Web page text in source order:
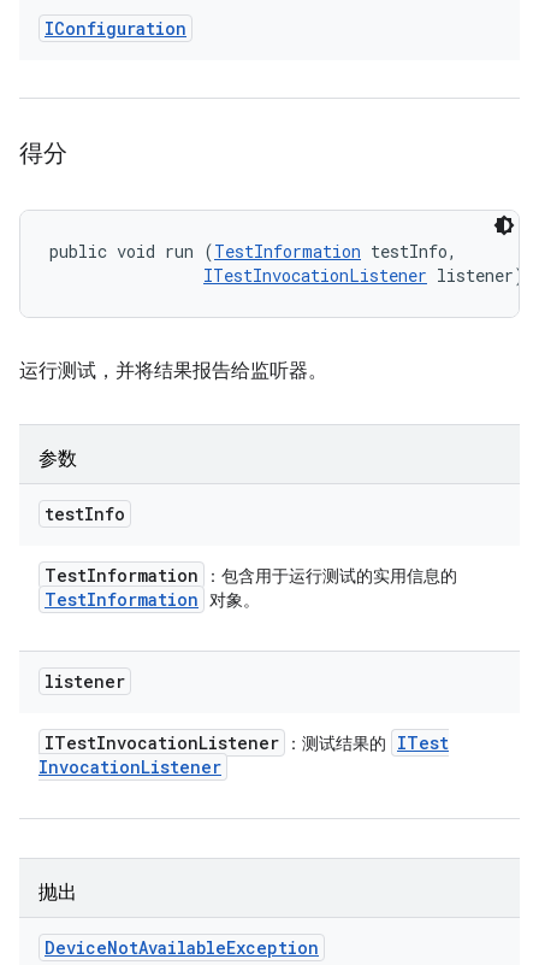
IConfiguration
得分
public void run (TestInformation testInfo,
ITestInvocationListener listener)
运行测试，并将结果报告给监听器。
参数
testInfo
TestInformation ：包含用于运行测试的实用信息的
TestInformation 对象。
listener
ITestInvocationListener ：测试结果的
ITest
InvocationListener
抛出
DeviceNotAvailableException